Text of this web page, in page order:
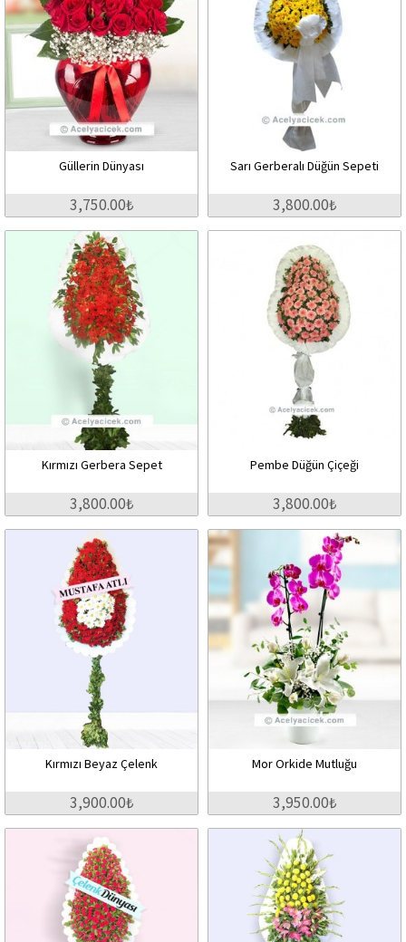
Güllerin Dünyası
3,750.00₺
Sarı Gerberalı Düğün Sepeti
3,800.00₺
Kırmızı Gerbera Sepet
3,800.00₺
Pembe Düğün Çiçeği
3,800.00₺
Kırmızı Beyaz Çelenk
3,900.00₺
Mor Orkide Mutluğu
3,950.00₺